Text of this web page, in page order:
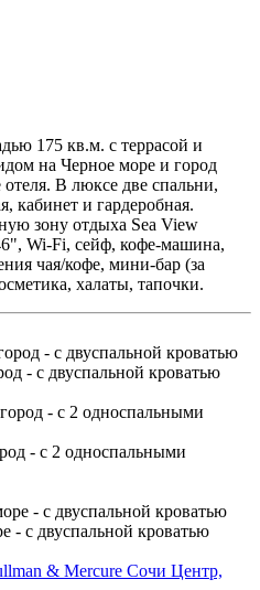
175 кв.м. c террасой и
на Черное море и город
В люксе две спальни,
кабинет и гардеробная.
зону отдыха Sea View
Wi-Fi, сейф, кофе-машина,
чая/кофе, мини-бар (за
халаты, тапочки.
- с двуспальной кроватью
- с 2 односпальными
- с двуспальной кроватью
& Mercure Сочи Центр,